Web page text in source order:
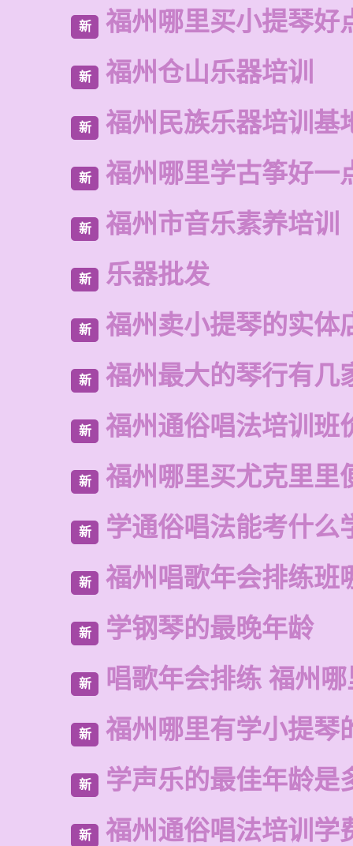
新 福州哪里买小提琴好
新 福州仓山乐器培训
新 福州民族乐器培训基
新 福州哪里学古筝好一
新 福州市音乐素养培训
新 乐器批发
新 福州卖小提琴的实体
新 福州最大的琴行有几
新 福州通俗唱法培训班
新 福州哪里买尤克里里
新 学通俗唱法能考什么
新 福州唱歌年会排练班
新 学钢琴的最晚年龄
新 唱歌年会排练 福州
新 福州哪里有学小提琴
新 学声乐的最佳年龄是
新 福州通俗唱法培训学